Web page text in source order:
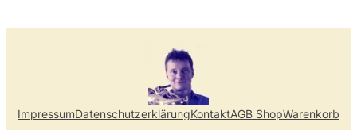
ImpressumDatenschutzerklärungKontaktAGB ShopWarenkorb